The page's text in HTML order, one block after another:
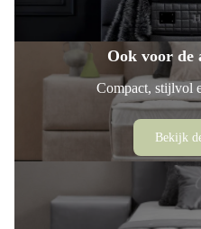
Ook voor de
Compact, stijlvol
Bekijk